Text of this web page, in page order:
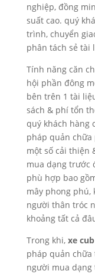
nghiệp, đồng
suất cao. quý
trình, chuyển
phân tách sẻ tài
Tính năng căn
hội phần đông
bên trên 1 tài
sách & phí tổn
quý khách hàng
pháp quản
một số cải thiện
mua dạng trước
phù hợp bao
mây phong
người thân tróc
khoảng tất cả
Trong khi, xe
pháp quản
người mua